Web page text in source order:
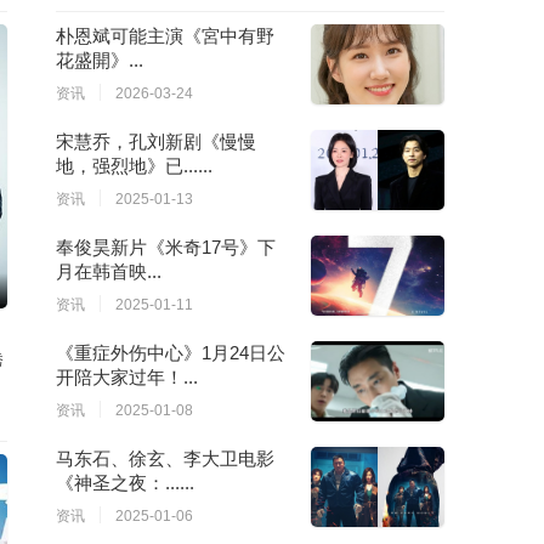
朴恩斌可能主演《宮中有野
花盛開》...
资讯 2026-03-24
宋慧乔，孔刘新剧《慢慢
地，强烈地》已......
资讯 2025-01-13
奉俊昊新片《米奇17号》下
月在韩首映...
资讯 2025-01-11
《重症外伤中心》1月24日公
开陪大家过年！...
资讯 2025-01-08
马东石、徐玄、李大卫电影
《神圣之夜：......
资讯 2025-01-06